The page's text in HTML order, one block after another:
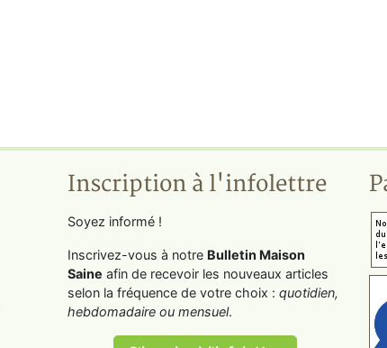
Inscription à l'infolettre
Soyez informé !
Inscrivez-vous à notre Bulletin Maison
Saine afin de recevoir les nouveaux articles
selon la fréquence de votre choix : quotidien,
hebdomadaire ou mensuel.